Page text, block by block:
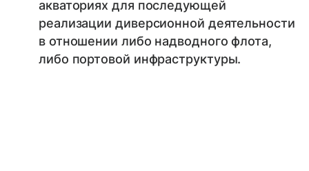
акваториях для последующей
реализации диверсионной деятельности
в отношении либо надводного флота,
либо портовой инфраструктуры.